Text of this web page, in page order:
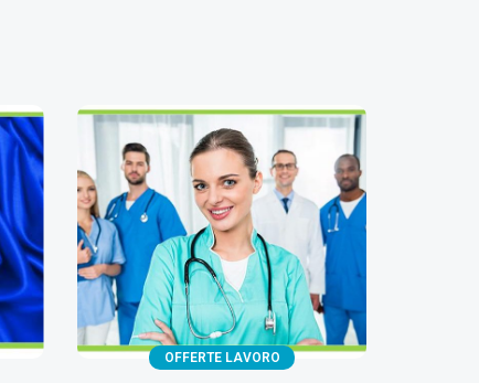
OFFERTE LAVORO